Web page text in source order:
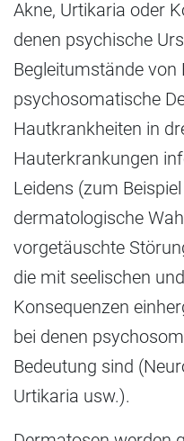
Akne, Urtikaria oder
denen psychische
Begleitumstände von
psychosomatische
Hautkrankheiten in
Hauterkrankungen
Leidens (zum
dermatologische
vorgetäuschte
die mit seelischen
Konsequenzen
bei denen
Bedeutung sind
Urtikaria usw.).